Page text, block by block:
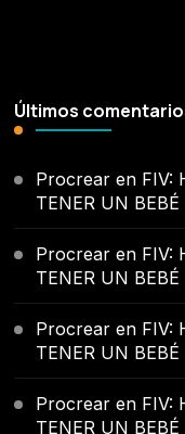
Últimos
Procrear en FIV:
TENER UN BEBÉ
Procrear en FIV:
TENER UN BEBÉ
Procrear en FIV:
TENER UN BEBÉ
Procrear en FIV:
TENER UN BEBÉ